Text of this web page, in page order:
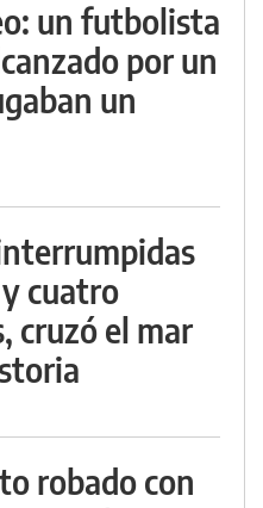
un futbolista
por un
un
cuatro
cruzó el mar
robado con